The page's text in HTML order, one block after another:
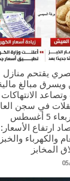
يقتحم منازل
ويسرق مبالغ
الانتهاكات
في سجن
نساء.. الأربعاء 5 أغسطس
حصاد ارتفاع الأسعار:
والكهرباء والخبز
المخابز